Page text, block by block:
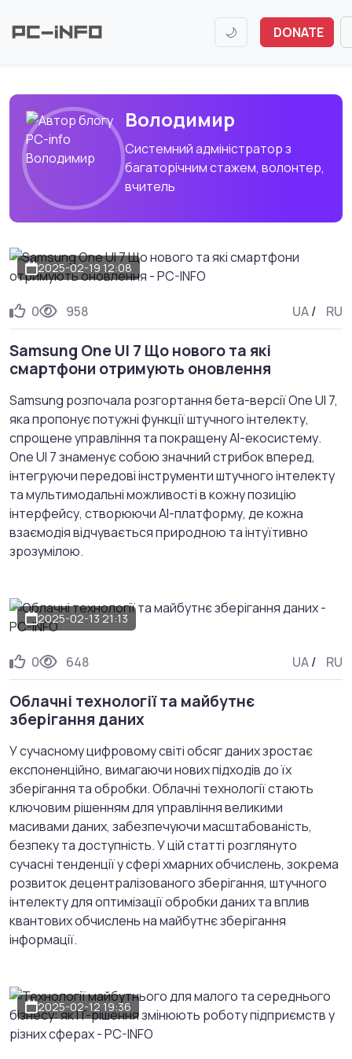
🌙 DONATE
Володимир
Системний адміністратор з
багаторічним стажем, волонтер,
вчитель
2025-02-19 12:08
0 958 UA/ RU
Samsung One UI 7 Що нового та які
смартфони отримують оновлення
Samsung розпочала розгортання бета-версії One UI 7,
яка пропонує потужні функції штучного інтелекту,
спрощене управління та покращену АІ-екосистему.
One UI 7 знаменує собою значний стрибок вперед,
інтегруючи передові інструменти штучного інтелекту
та мультимодальні можливості в кожну позицію
інтерфейсу, створюючи АІ-платформу, де кожна
взаємодія відчувається природною та інтуїтивно
зрозумілою.
2025-02-13 21:13
0 648 UA/ RU
Облачні технології та майбутнє
зберігання даних
У сучасному цифровому світі обсяг даних зростає
експоненційно, вимагаючи нових підходів до їх
зберігання та обробки. Облачні технології стають
ключовим рішенням для управління великими
масивами даних, забезпечуючи масштабованість,
безпеку та доступність. У цій статті розглянуто
сучасні тенденції у сфері хмарних обчислень, зокрема
розвиток децентралізованого зберігання, штучного
інтелекту для оптимізації обробки даних та вплив
квантових обчислень на майбутнє зберігання
інформації.
2025-02-12 19:36